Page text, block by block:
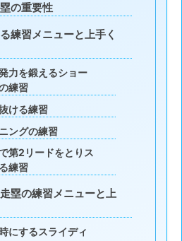
の重要性
練習メニューと上手く
力を鍛えるショー
練習
ける練習
ングの練習
第2リードをとりス
練習
塁の練習メニューと上
にするスライディ